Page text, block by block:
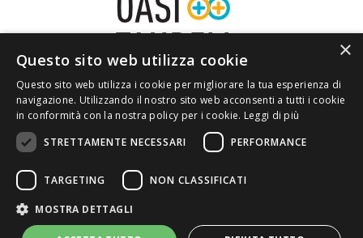
HOME CHI SIAMO
PRIVACY
×
Questo sito web utilizza cookie
Questo sito web utilizza i cookie per migliorare la tua esperienza di
navigazione. Utilizzando il nostro sito web acconsenti a tutti i cookie
in conformità con la nostra policy per i cookie. Leggi di più
STRETTAMENTE NECESSARI
PERFORMANCE
TARGETING NON CLASSIFICATI
MOSTRA DETTAGLI